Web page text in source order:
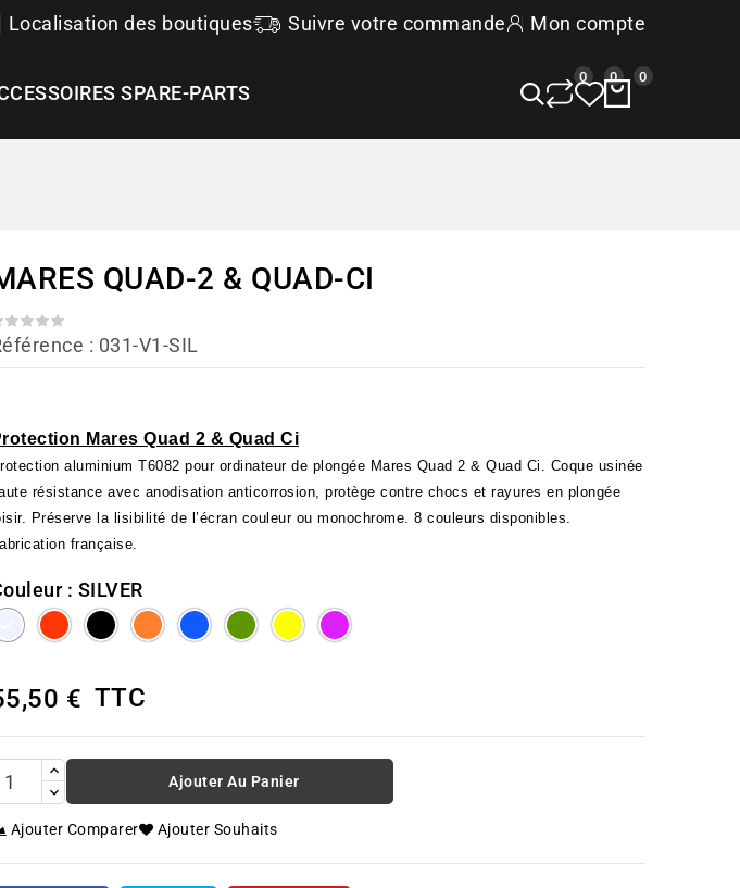
Localisation des boutiques Suivre votre commande Mon compte
SPARE-PARTS
0 0 0
QUAD-2 & QUAD-CI
: 031-V1-SIL
Mares Quad 2 & Quad Ci
aluminium T6082 pour ordinateur de plongée Mares Quad 2 & Quad Ci. Coque usinée
résistance avec anodisation anticorrosion, protège contre chocs et rayures en plongée
Préserve la lisibilité de l’écran couleur ou monochrome. 8 couleurs disponibles.
française.
: SILVER
SILVERRED BLACKORANGE
BLUEGREENYELLOWPURPLE
€ TTC
Ajouter Au Panier
Ajouter Comparer Ajouter Souhaits